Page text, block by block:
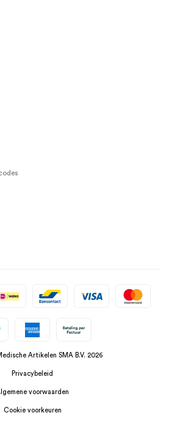
Artikelen SMA B.V. 2026
Privacybeleid
voorwaarden
Cookie voorkeuren